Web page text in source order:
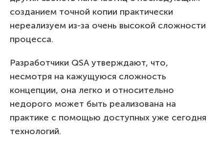
созданием точной копии практически
нереализуем из-за очень высокой сложности
процесса.
Разработчики QSA утверждают, что,
несмотря на кажущуюся сложность
концепции, она легко и относительно
недорого может быть реализована на
практике с помощью доступных уже сегодня
технологий.